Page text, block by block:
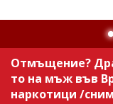
Отмъщение?
то на мъж във
наркотици /